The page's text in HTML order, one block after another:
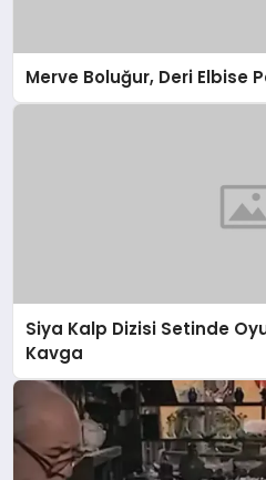
Merve Boluğur, Deri Elbise
Siya Kalp Dizisi Setinde
Kavga